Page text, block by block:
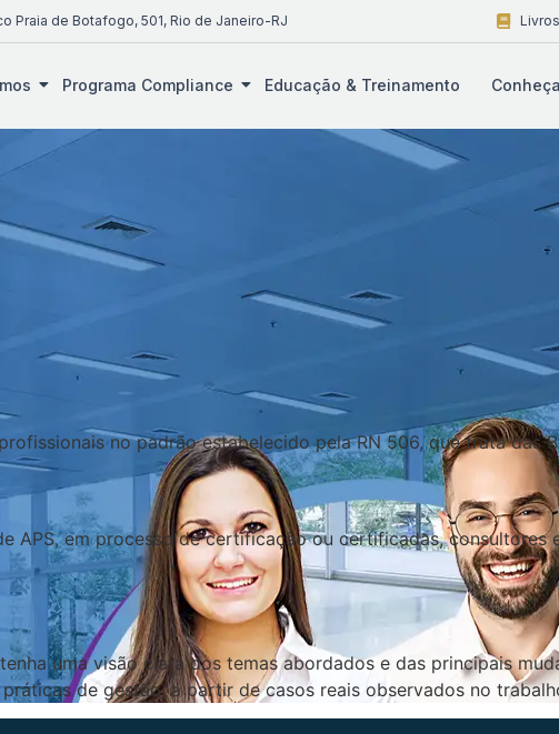
Praia de Botafogo, 501, Rio de Janeiro-RJ
Programa Compliance Educação & Treinamento
no padrão estabelecido pela RN 506, que trata das
APS, em processo de certificação ou certificadas,
uma visão clara dos temas abordados e das principais
de gestão, a partir de casos reais observados no